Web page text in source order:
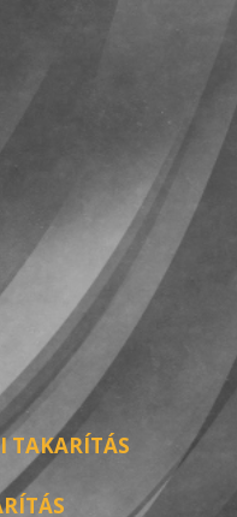
TAKARÍTÁS
hogy a
a beállítások
Az
hozzájárul az